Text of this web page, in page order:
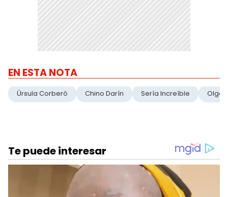
EN ESTA NOTA
Úrsula Corberó Chino Darín Sería Increíble Olga